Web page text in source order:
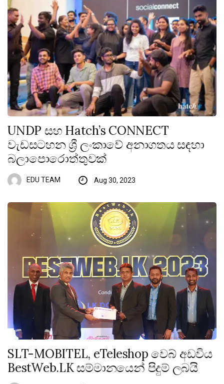
UNDP සහ Hatch’s CONNECT
වැඩසටහන ශ්‍රී ලංකාවේ අනාගතය සඳහා
බලාපොරොත්තුවක්
EDU TEAM Aug 30, 2023
SLT-MOBITEL, eTeleshop වෙබ් අඩවිය
BestWeb.LK සම්මානයෙන් පිදුම් ලබයි